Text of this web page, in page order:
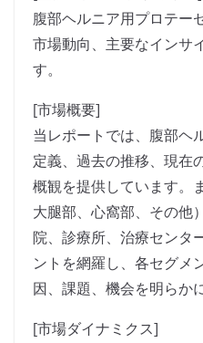
腹部ヘルニア用プロテー
市場動向、主要なインサ
す。
[市場概要]
当レポートでは、腹部ヘ
定義、過去の推移、現在
概観を提供しています。
大腿部、心窩部、その他
院、診療所、治療センタ
ントを網羅し、各セグメ
因、課題、機会を明らか
[市場ダイナミクス]